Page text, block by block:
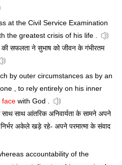
at the Civil Service Examination
the greatest crisis of his life .
की सफलता ने सुभाष को जीवन के गंभीरतम
by outer circumstances as by an
, to rely entirely on his inner
face with God .
साथ साथ आंतरिक अनिवार्यता के सामने अपने
अकेले खड़े रहे- अपने परमात्मा के संवाद
accountability of the